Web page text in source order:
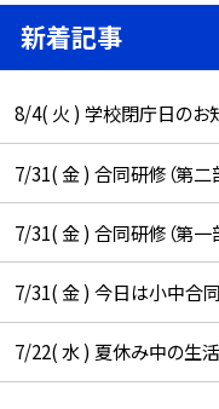
新着記事
8/4( 火 ) 学校閉庁日のお知ら
7/31( 金 ) 合同研修（第二
7/31( 金 ) 合同研修（第一
7/31( 金 ) 今日は小中合同
7/22( 水 ) 夏休み中の生